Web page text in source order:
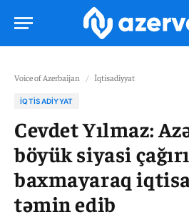
Voice of Azerbaijan / İqtisadiyyat
İQTISADIYYAT
Cevdet Yılmaz:
böyük siyasi
baxmayaraq
təmin edib